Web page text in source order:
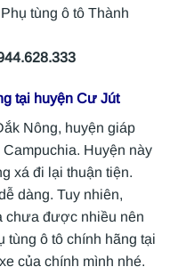
tùng ô tô Thành
tại huyện Cư Jút
Nông, huyện giáp
Huyện này
xá đi lại thuận tiện.
dàng. Tuy nhiên,
chưa được nhiều nên
tùng ô tô chính hãng tại
của chính mình nhé.